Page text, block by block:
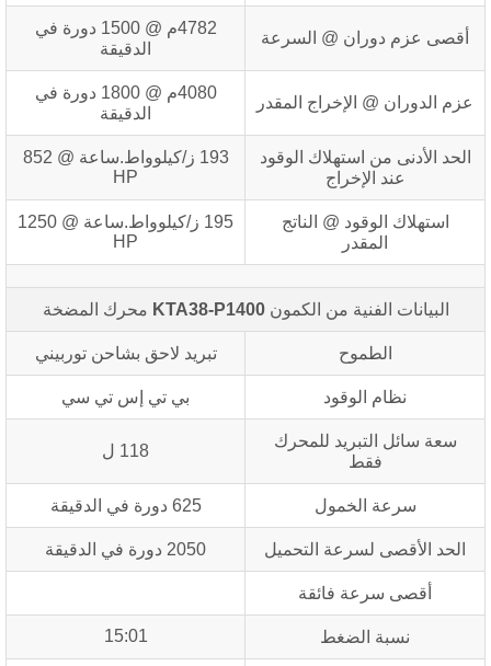
أقصى عزم دوران @ السرعة
4782م @ 1500 دورة في
الدقيقة
عزم الدوران @ الإخراج المقدر
4080م @ 1800 دورة في
الدقيقة
الحد الأدنى من استهلاك الوقود
عند الإخراج
193 ز/كيلوواط.ساعة @ 852
HP
استهلاك الوقود @ الناتج
المقدر
195 ز/كيلوواط.ساعة @ 1250
HP
البيانات الفنية من الكمونKTA38-P1400 محرك المضخة
الطموح تبريد لاحق بشاحن توربيني
نظام الوقود بي تي إس تي سي
سعة سائل التبريد للمحرك
فقط
118 ل
سرعة الخمول 625 دورة في الدقيقة
الحد الأقصى لسرعة التحميل 2050 دورة في الدقيقة
أقصى سرعة فائقة
نسبة الضغط 15:01